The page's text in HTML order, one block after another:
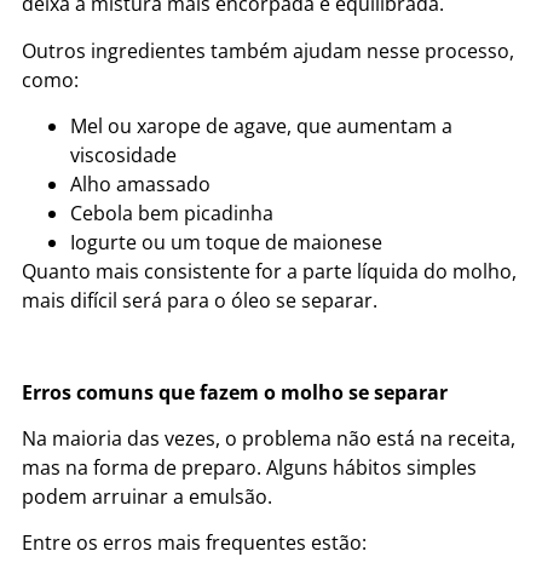
Outros ingredientes também ajudam nesse processo,
como:
Mel ou xarope de agave, que aumentam a
viscosidade
Alho amassado
Cebola bem picadinha
Iogurte ou um toque de maionese
Quanto mais consistente for a parte líquida do molho,
mais difícil será para o óleo se separar.
Erros comuns que fazem o molho se separar
Na maioria das vezes, o problema não está na receita,
mas na forma de preparo. Alguns hábitos simples
podem arruinar a emulsão.
Entre os erros mais frequentes estão: